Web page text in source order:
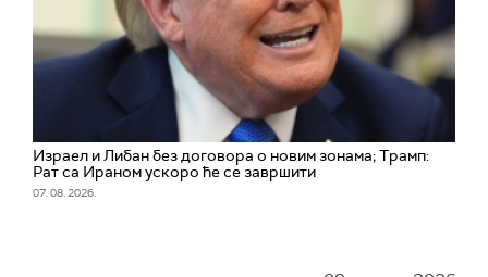
Израел и Либан без договора о новим зонама; Трамп:
Рат са Ираном ускоро ће се завршити
07. 08. 2026.